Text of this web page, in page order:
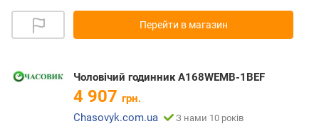
Перейти в магазин
Чоловічий годинник A168WEMB-1BEF
4 907 грн.
Chasovyk.com.ua
З нами 10 років